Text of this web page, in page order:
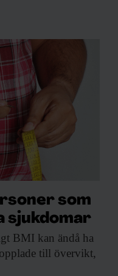
som
sjukdomar
BMI kan ändå ha
till övervikt,